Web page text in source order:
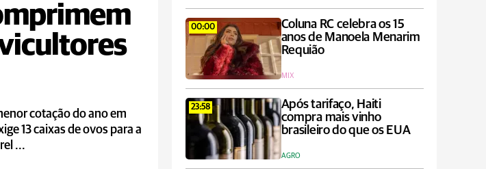
cotação do ano em
13 caixas de ovos para a
...
00:00
Coluna RC celebra os 15
anos de Manoela Menarim
Requião
MIX
23:58
Após tarifaço, Haiti
compra mais vinho
brasileiro do que os EUA
AGRO